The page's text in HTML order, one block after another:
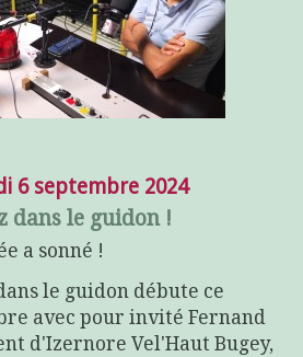
6 septembre 2024
dans le guidon !
a sonné !
le guidon débute ce
avec pour invité Fernand
d'Izernore Vel'Haut Bugey,